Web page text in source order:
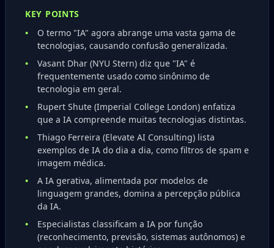
KEY POINTS
O termo "IA" agora abrange uma vasta gama de
tecnologias, causando confusão generalizada.
Vasant Dhar (NYU Stern) diz que "IA" é
frequentemente usado como sinônimo de
tecnologia em geral.
Rupert Shute (Imperial College London) enfatiza
que a IA compreende muitas tecnologias distintas.
Thiago Ferreira (Elevate AI Consulting) lista
exemplos de IA do dia a dia, como filtros de spam e
imagem médica.
A IA gerativa, alimentada por modelos de
linguagem grandes, domina a percepção pública
da IA.
Especialistas classificam a IA por função
(reconhecimento, previsão, sistemas autônomos) e